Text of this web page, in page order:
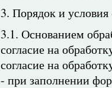
3. Порядок и
3.1. Основанием
согласие на
согласие на
- при заполнении